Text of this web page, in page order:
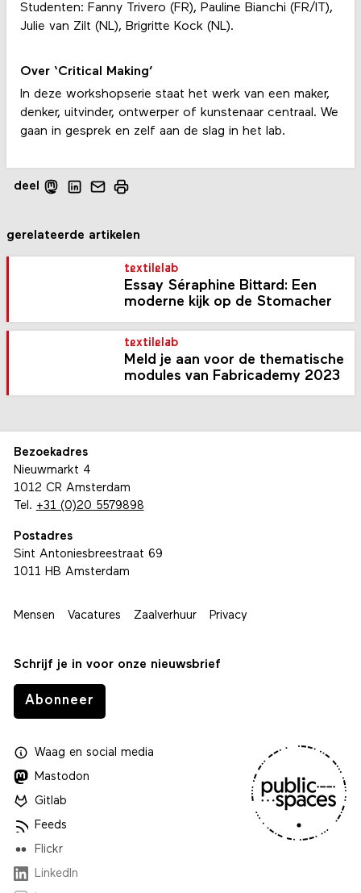
Studenten: Fanny Trivero (FR), Pauline Bianchi (FR/IT),
Julie van Zilt (NL), Brigritte Kock (NL).
Over ‘Critical Making’
In deze workshopserie staat het werk van een maker,
denker, uitvinder, ontwerper of kunstenaar centraal. We
gaan in gesprek en zelf aan de slag in het lab.
deel
gerelateerde artikelen
textilelab
Essay Séraphine Bittard: Een
moderne kijk op de Stomacher
textilelab
Meld je aan voor de thematische
modules van Fabricademy 2023
Bezoekadres
Nieuwmarkt 4
1012 CR Amsterdam
Tel. +31 (0)20 5579898
Postadres
Sint Antoniesbreestraat 69
1011 HB Amsterdam
Mensen Vacatures Zaalverhuur Privacy
Schrijf je in voor onze nieuwsbrief
Abonneer
Waagen social media
Mastodon
Gitlab
Feeds
Flickr
LinkedIn